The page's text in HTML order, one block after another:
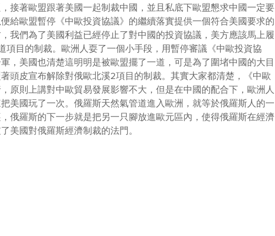
接著歐盟跟著美國一起制裁中國，並且私底下歐盟懇求中國一定要
給歐盟暫停《中歐投資協議》的繼續落實提供一個符合美國要求的
我們為了美國利益已經停止了對中國的投資協議，美方應該馬上履
項目的制裁。歐洲人耍了一個小手段，用暫停審議《中歐投資協
，美國也清楚這明明是被歐盟擺了一道，可是為了圍堵中國的大目
頭皮宣布解除對俄歐北溪2項目的制裁。其實大家都清楚，《中歐
原則上講對中歐貿易發展影響不大，但是在中國的配合下，歐洲人
美國玩了一次。俄羅斯天然氣管道進入歐洲，就等於俄羅斯人的一
俄羅斯的下一步就是把另一只腳放進歐元區內，使得俄羅斯在經濟
美國對俄羅斯經濟制裁的法門。